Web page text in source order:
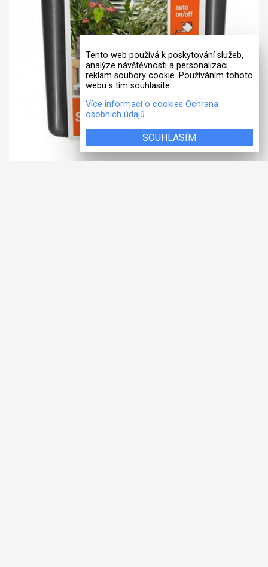
Tento web používá k poskytování služeb,
analýze návštěvnosti a personalizaci
reklam soubory cookie. Používáním tohoto
webu s tím souhlasíte.
Více informací o cookies Ochrana
osobních údajů
SOUHLASÍM